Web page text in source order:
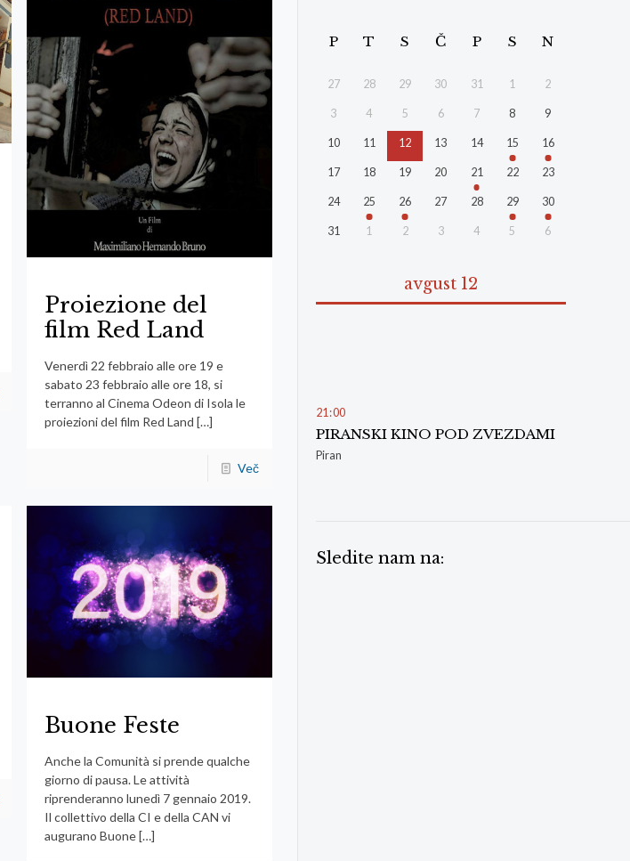
Proiezione del
film Red Land
Venerdì 22 febbraio alle ore 19 e
sabato 23 febbraio alle ore 18, si
terranno al Cinema Odeon di Isola le
proiezioni del film Red Land […]
Več
Buone Feste
Anche la Comunità si prende qualche
giorno di pausa. Le attività
riprenderanno lunedì 7 gennaio 2019.
Il collettivo della CI e della CAN vi
augurano Buone[…]
P T S Č P S N
27 28 29 30 31 1 2
3 4 5 6 7 8 9
10 11 12 13 14 15 16
17 18 19 20 21 22 23
24 25 26 27 28 29 30
31 1 2 3 4 5 6
avgust 12
21:00
PIRANSKI KINO POD ZVEZDAMI
Piran
Sledite nam na: